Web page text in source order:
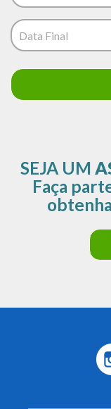
Data Final
SEJA UM
Faça